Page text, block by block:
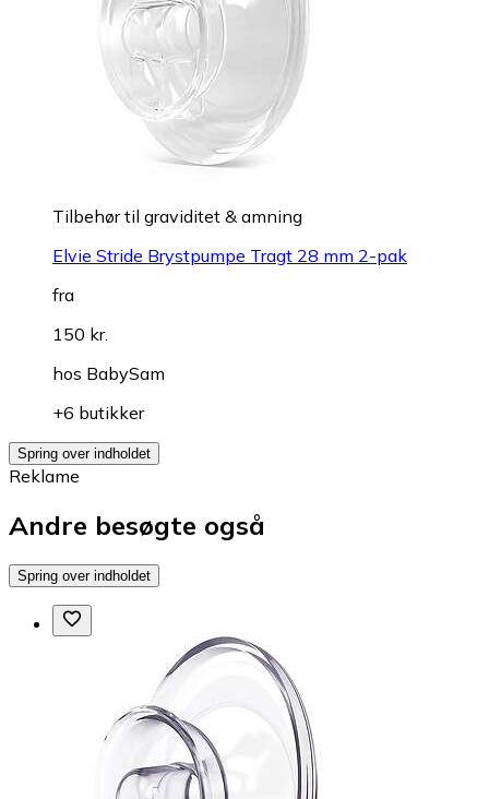
Tilbehør til graviditet & amning
Elvie Stride Brystpumpe Tragt 28 mm 2-pak
fra
150 kr.
hos BabySam
+6 butikker
Spring over indholdet
Reklame
Andre besøgte også
Spring over indholdet